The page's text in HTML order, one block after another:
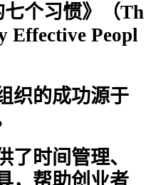
个习惯》（Th
Effective Peopl
织的成功源于
了时间管理、